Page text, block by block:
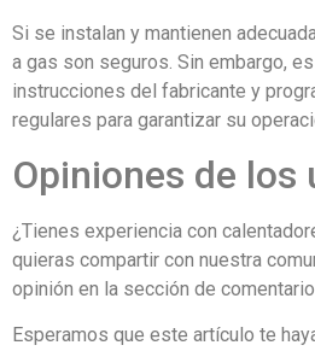
Si se instalan y mantienen
a gas son seguros. Sin embargo,
instrucciones del fabricante y
regulares para garantizar su
Opiniones de los
¿Tienes experiencia con
quieras compartir con nuestra
opinión en la sección de
Esperamos que este artículo te